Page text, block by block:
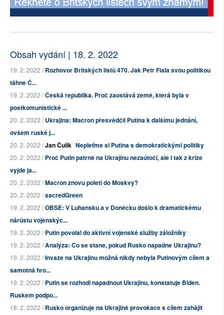
Obsah vydání | 18. 2. 2022
19. 2. 2022 /Rozhovor Britských listů 470. Jak Petr Fiala svou politikou
táhne Č...
19. 2. 2022 /Česká republika. Proč zaostává země, která byla v
postkomunistické ...
20. 2. 2022 /Ukrajina: Macron přesvědčil Putina k dalšímu jednání,
ovšem ruské j...
20. 2. 2022 /Jan Čulík Nepleťme si Putina s demokratickými politiky
20. 2. 2022 /Proč Putin patrně na Ukrajinu nezaútočí, ale i tak z krize
vyjde ja...
20. 2. 2022 /Macron znovu poletí do Moskvy?
20. 2. 2022 /sacredGreen
19. 2. 2022 /OBSE: V Luhansku a v Doněcku došlo k dramatickému
nárůstu vojenskýc...
19. 2. 2022 /Putin povolal do aktivní vojenské služby záložníky
19. 2. 2022 /Analýza: Co se stane, pokud Rusko napadne Ukrajinu?
19. 2. 2022 /Invaze na Ukrajinu možná nikdy nebyla Putinovým cílem a
samotná hro...
19. 2. 2022 /Putin se rozhodl napadnout Ukrajinu, konstatuje Biden.
Ruskem podpo...
18. 2. 2022 /Rusko organizuje na Ukrajině provokace s cílem zahájit